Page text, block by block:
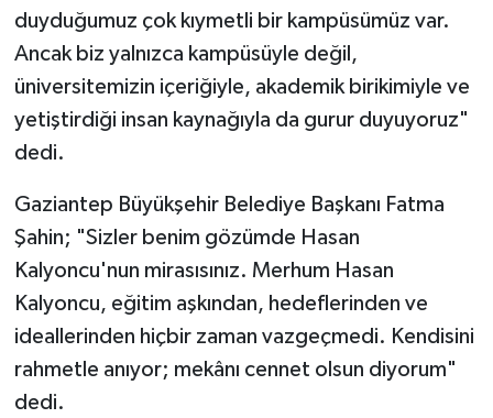
duyduğumuz çok kıymetli bir kampüsümüz var.
Ancak biz yalnızca kampüsüyle değil,
üniversitemizin içeriğiyle, akademik birikimiyle ve
yetiştirdiği insan kaynağıyla da gurur duyuyoruz"
dedi.
Gaziantep Büyükşehir Belediye Başkanı Fatma
Şahin; "Sizler benim gözümde Hasan
Kalyoncu'nun mirasısınız. Merhum Hasan
Kalyoncu, eğitim aşkından, hedeflerinden ve
ideallerinden hiçbir zaman vazgeçmedi. Kendisini
rahmetle anıyor; mekânı cennet olsun diyorum"
dedi.